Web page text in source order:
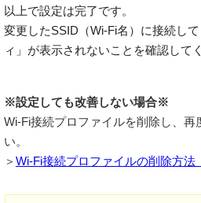
以上で設定は完了です。
変更したSSID（Wi-Fi名）に接続し
ィ」が表示されないことを確認して
※設定しても改善しない場合※
Wi-Fi接続プロファイルを削除し、再
い。
＞ Wi-Fi接続プロファイルの削除方法